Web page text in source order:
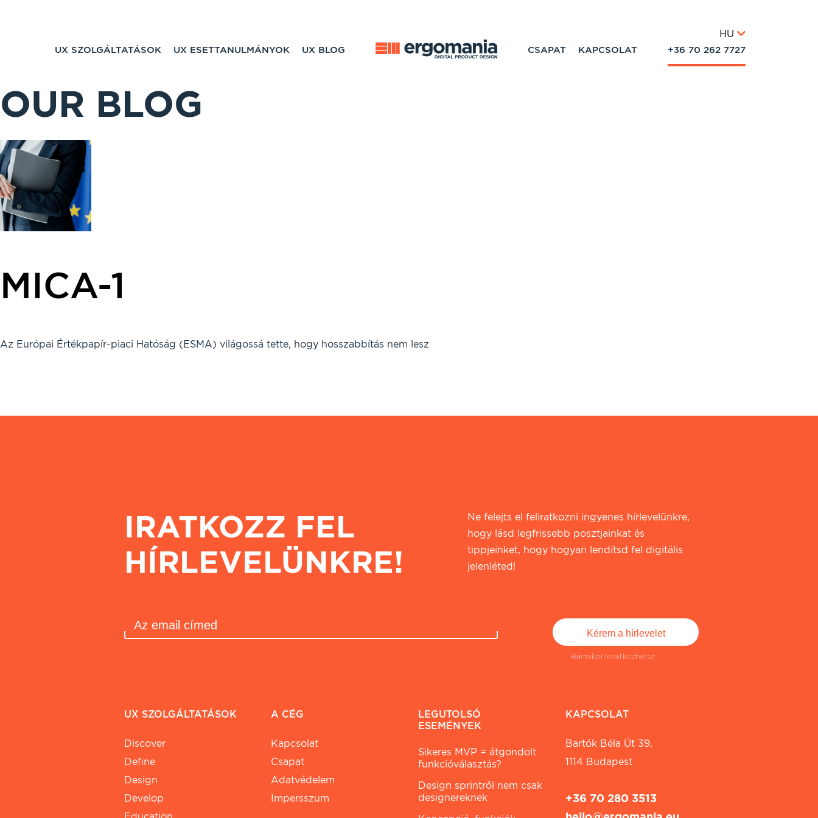
UX SZOLGÁLTATÁSOK UX ESETTANULMÁNYOK UX BLOG
HU
CSAPAT KAPCSOLAT +36 70 262 7727
OUR BLOG
MICA-1
Az Európai Értékpapír-piaci Hatóság (ESMA) világossá tette, hogy hosszabbítás nem lesz
IRATKOZZ FEL
HÍRLEVELÜNKRE!
Ne felejts el feliratkozni ingyenes hírlevelünkre,
hogy lásd legfrissebb posztjainkat és
tippjeinket, hogy hogyan lendítsd fel digitális
jelenléted!
Bármikor leiratkozhatsz
UX SZOLGÁLTATÁSOK
Discover
Define
Design
Develop
A CÉG
Kapcsolat
Csapat
Adatvédelem
Impersszum
LEGUTOLSÓ
ESEMÉNYEK
Sikeres MVP = átgondolt
funkcióválasztás?
Design sprintről nem csak
designereknek
KAPCSOLAT
Bartók Béla Út 39.
1114 Budapest
+36 70 280 3513